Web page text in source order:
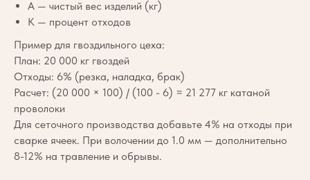
А — чистый вес изделий (кг)
К — процент отходов
Пример для гвоздильного цеха:
План: 20 000 кг гвоздей
Отходы: 6% (резка, наладка, брак)
Расчет: (20 000 × 100) / (100 - 6) = 21 277 кг катаной
проволоки
Для сеточного производства добавьте 4% на отходы при
сварке ячеек. При волочении до 1.0 мм — дополнительно
8-12% на травление и обрывы.